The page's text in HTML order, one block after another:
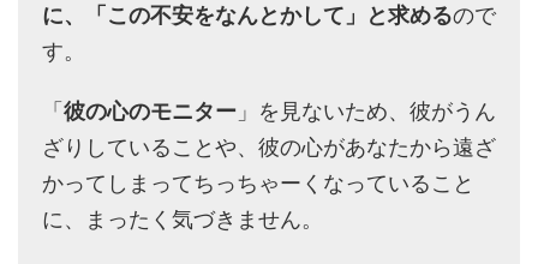
に、「この不安をなんとかして」と求めるので
す。
「彼の心のモニター 」を見ないため、彼がうん
ざりしていることや、彼の心があなたから遠ざ
かってしまってちっちゃーくなっていること
に、まったく気づきません。